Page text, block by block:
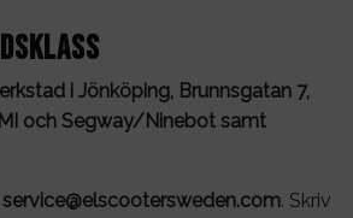
i Jönköping, Brunnsgatan 7,
och Segway/Ninebot samt
service@elscootersweden.com. Skriv